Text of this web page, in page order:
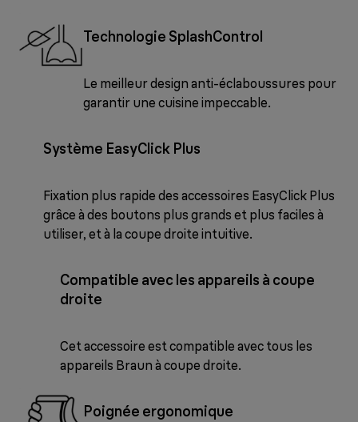
Technologie SplashControl
Le meilleur design anti-éclaboussures pour
garantir une cuisine impeccable.
Système EasyClick Plus
Fixation plus rapide des accessoires EasyClick Plus
grâce à des boutons plus grands et plus faciles à
utiliser, et à la coupe droite intuitive.
Compatible avec les appareils à coupe
droite
Cet accessoire est compatible avec tous les
appareils Braun à coupe droite.
Poignée ergonomique